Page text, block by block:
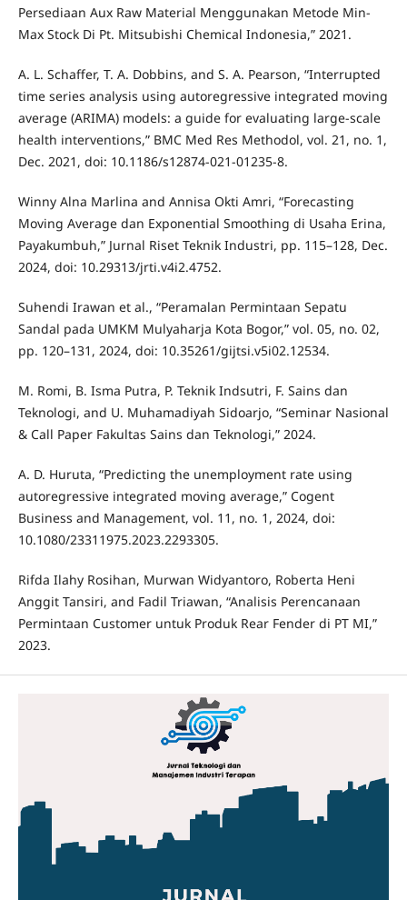
Persediaan Aux Raw Material Menggunakan Metode Min-
Max Stock Di Pt. Mitsubishi Chemical Indonesia,” 2021.
A. L. Schaffer, T. A. Dobbins, and S. A. Pearson, “Interrupted
time series analysis using autoregressive integrated moving
average (ARIMA) models: a guide for evaluating large-scale
health interventions,” BMC Med Res Methodol, vol. 21, no. 1,
Dec. 2021, doi: 10.1186/s12874-021-01235-8.
Winny Alna Marlina and Annisa Okti Amri, “Forecasting
Moving Average dan Exponential Smoothing di Usaha Erina,
Payakumbuh,” Jurnal Riset Teknik Industri, pp. 115–128, Dec.
2024, doi: 10.29313/jrti.v4i2.4752.
Suhendi Irawan et al., “Peramalan Permintaan Sepatu
Sandal pada UMKM Mulyaharja Kota Bogor,” vol. 05, no. 02,
pp. 120–131, 2024, doi: 10.35261/gijtsi.v5i02.12534.
M. Romi, B. Isma Putra, P. Teknik Indsutri, F. Sains dan
Teknologi, and U. Muhamadiyah Sidoarjo, “Seminar Nasional
& Call Paper Fakultas Sains dan Teknologi,” 2024.
A. D. Huruta, “Predicting the unemployment rate using
autoregressive integrated moving average,” Cogent
Business and Management, vol. 11, no. 1, 2024, doi:
10.1080/23311975.2023.2293305.
Rifda Ilahy Rosihan, Murwan Widyantoro, Roberta Heni
Anggit Tansiri, and Fadil Triawan, “Analisis Perencanaan
Permintaan Customer untuk Produk Rear Fender di PT MI,”
2023.